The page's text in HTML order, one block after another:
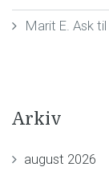
Marit E. Asktil
Arkiv
august 2026